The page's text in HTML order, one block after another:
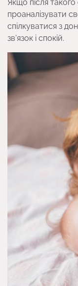
Якщо після
проаналізувати
спілкуватися з
зв’язок і спокій.